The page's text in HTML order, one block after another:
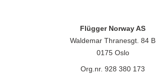
Flügger Norway AS
Waldemar Thranesgt. 84 B
0175 Oslo
Org.nr. 928 380 173